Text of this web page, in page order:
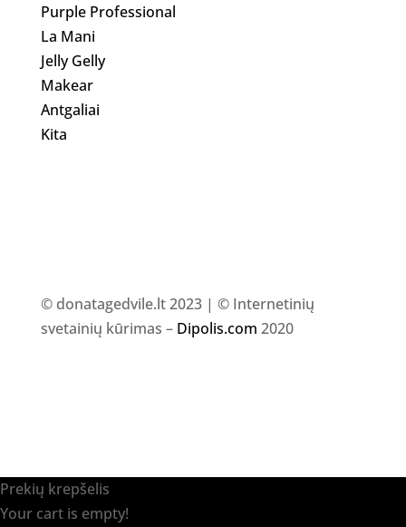
Purple Professional
La Mani
Jelly Gelly
Makear
Antgaliai
Kita
© donatagedvile.lt 2023 | © Internetinių
svetainių kūrimas – Dipolis.com 2020
Prekių krepšelis
Your cart is empty!